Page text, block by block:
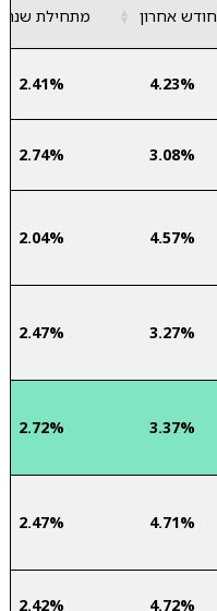
חודש אחרון ▲
▼ מתחילת שנה
4.23%
2.41%
3.08%
2.74%
4.57%
2.04%
3.27%
2.47%
3.37%
2.72%
4.71%
2.47%
4.72%
2.42%